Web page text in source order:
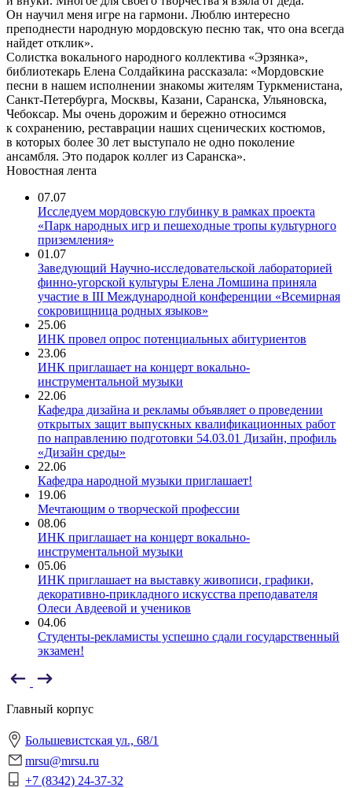
Он научил меня игре на гармони. Люблю интересно
преподнести народную мордовскую песню так, что она всегда
найдет отклик».
Солистка вокального народного коллектива «Эрзянка»,
библиотекарь Елена Солдайкина рассказала: «Мордовские
песни в нашем исполнении знакомы жителям Туркменистана,
Санкт-Петербурга, Москвы, Казани, Саранска, Ульяновска,
Чебоксар. Мы очень дорожим и бережно относимся
к сохранению, реставрации наших сценических костюмов,
в которых более 30 лет выступало не одно поколение
ансамбля. Это подарок коллег из Саранска».
Новостная лента
07.07
Исследуем мордовскую глубинку в рамках проекта
«Парк народных игр и пешеходные тропы культурного
приземления»
01.07
Заведующий Научно-исследовательской лабораторией
финно-угорской культуры Елена Ломшина приняла
участие в III Международной конференции «Всемирная
сокровищница родных языков»
25.06
ИНК провел опрос потенциальных абитуриентов
23.06
ИНК приглашает на концерт вокально-
инструментальной музыки
22.06
Кафедра дизайна и рекламы объявляет о проведении
открытых защит выпускных квалификационных работ
по направлению подготовки 54.03.01 Дизайн, профиль
«Дизайн среды»
22.06
Кафедра народной музыки приглашает!
19.06
Мечтающим о творческой профессии
08.06
ИНК приглашает на концерт вокально-
инструментальной музыки
05.06
ИНК приглашает на выставку живописи, графики,
декоративно-прикладного искусства преподавателя
Олеси Авдеевой и учеников
04.06
Студенты-рекламисты успешно сдали государственный
экзамен!
Главный корпус
Большевистская ул., 68/1
mrsu@mrsu.ru
+7 (8342) 24-37-32